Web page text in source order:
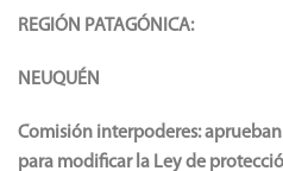
REGIÓN PATAGÓNICA:
NEUQUÉN
Comisión interpoderes:
para modificar la Ley de